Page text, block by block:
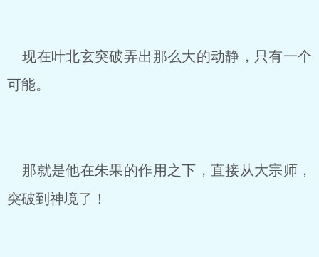
现在叶北玄突破弄出那么大的动静，只有一个
可能。
那就是他在朱果的作用之下，直接从大宗师，
突破到神境了！